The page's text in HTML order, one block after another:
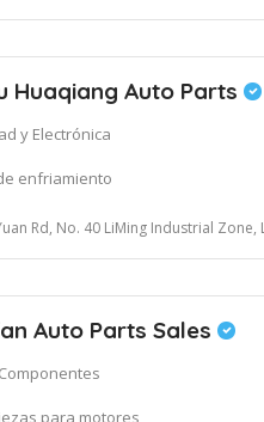
Huaqiang Auto Parts
y Electrónica
enfriamiento
Rd, No. 40 LiMing Industrial Zone, Lucheng District,
Auto Parts Sales
para motores